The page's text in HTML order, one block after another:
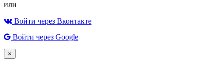
или
Войти через Вконтакте
Войти через Google
×